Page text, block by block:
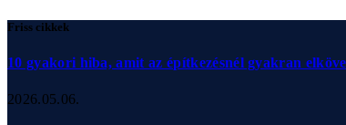
Friss cikkek
10 gyakori hiba, amit az építkezésnél gyakran
2026.05.06.